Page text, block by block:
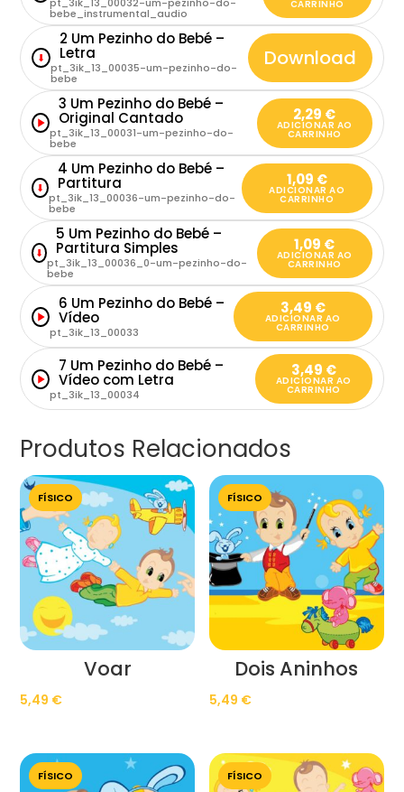
bebe_instrumental_audio
CARRINHO
⬇
2 Um Pezinho do Bebé –
Letra
pt_3ik_13_00035-um-pezinho-do-
bebe
Download
3 Um Pezinho do Bebé –
Original Cantado
pt_3ik_13_00031-um-pezinho-do-
bebe
2,29 €
ADICIONAR AO
CARRINHO
⬇
4 Um Pezinho do Bebé –
Partitura
pt_3ik_13_00036-um-pezinho-do-
bebe
1,09 €
ADICIONAR AO
CARRINHO
⬇
5 Um Pezinho do Bebé –
Partitura Simples
pt_3ik_13_00036_0-um-pezinho-do-
bebe
1,09 €
ADICIONAR AO
CARRINHO
6 Um Pezinho do Bebé –
Vídeo
pt_3ik_13_00033
3,49 €
ADICIONAR AO
CARRINHO
7 Um Pezinho do Bebé –
Vídeo com Letra
pt_3ik_13_00034
3,49 €
ADICIONAR AO
CARRINHO
Produtos Relacionados
FÍSICO
Voar
5,49 €
FÍSICO
Dois Aninhos
5,49 €
FÍSICO FÍSICO